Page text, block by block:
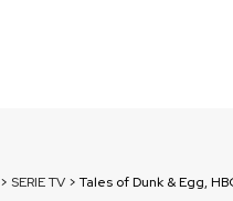
> SERIE TV > Tales of Dunk & Egg,